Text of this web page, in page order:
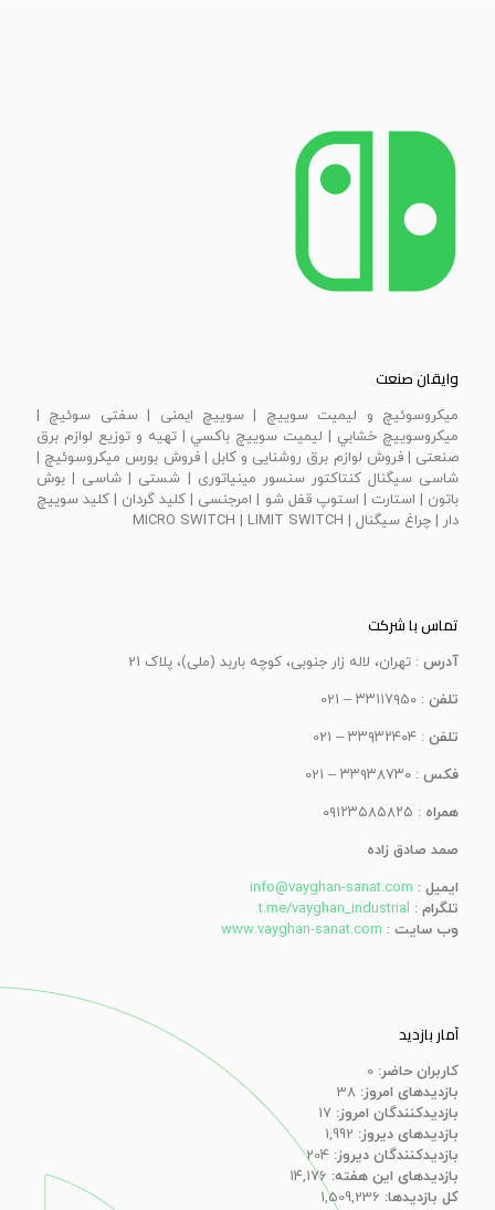
وایقان صنعت
ميكروسوئيچ و ليميت سوييچ | سویيچ ايمنی | سفتی سوئيچ |
ميكروسوييچ خشابي | ليميت سوييچ باكسي | تهیه و توزیع لوازم برق
صنعتی | فروش لوازم برق روشنایی و کابل | فروش بورس میکروسوئیچ |
شاسی سیگنال کنتاکتور سنسور مینیاتوری | شستی | شاسی | بوش
باتون | استارت | استوپ قفل شو | امرجنسی | كليد گردان | كليد سوييچ
دار | چراغ سيگنال | MICRO SWITCH | LIMIT SWITCH
تماس با شرکت
آدرس : تهران، لاله زار جنوبی، کوچه باربد (ملی)، پلاک 21
تلفن : ۳۳۱۱۷۹۵۰ – 021
تلفن : ۳۳۹۳۲۴۰۴ – 021
فکس : ۳۳۹۳۸۷۳۰ – 021
همراه : ۰۹۱۲۳۵۸۵۸۲۵
صمد صادق زاده
ایمیل :
info@vayghan-sanat.com
تلگرام :
t.me/vayghan_industrial
وب سایت :
www.vayghan-sanat.com
آمار بازدید
کاربران حاضر: 0
بازدیدهای امروز: 38
بازدیدکنندگان امروز: 17
بازدیدهای دیروز: 1,992
بازدیدکنندگان دیروز: 204
بازدیدهای این هفته: 14,176
کل بازدیدها: 1,509,236